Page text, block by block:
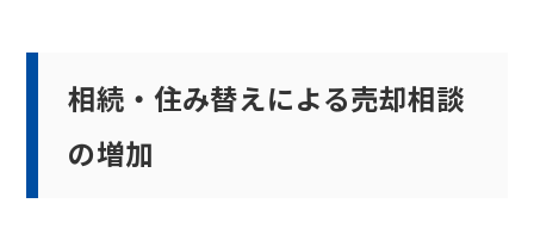
相続・住み替えによる売却相談
の増加